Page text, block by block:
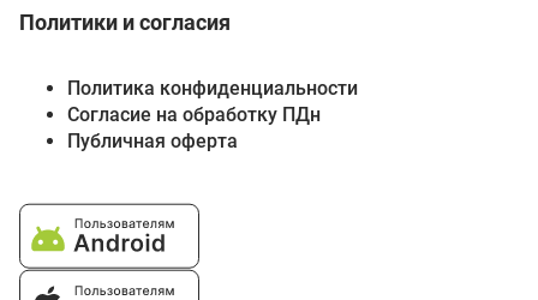
Политики и согласия
Политика конфиденциальности
Согласие на обработку ПДн
Публичная оферта